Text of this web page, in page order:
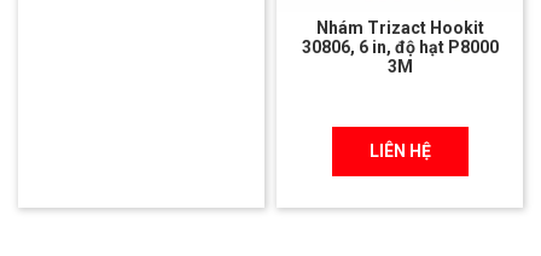
Nhám Trizact Hookit
30806, 6 in, độ hạt P8000
3M
LIÊN HỆ